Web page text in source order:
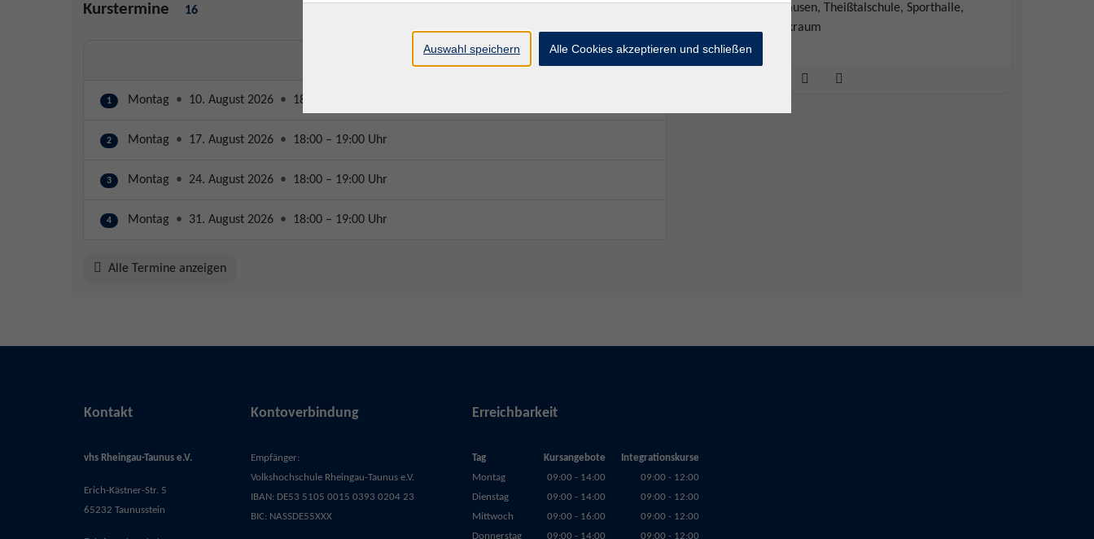
Kurstermine 16
1 Montag • 10. August 2026 • 18:00 – 19:00 Uhr
2 Montag • 17. August 2026 • 18:00 – 19:00 Uhr
3 Montag • 24. August 2026 • 18:00 – 19:00 Uhr
4 Montag • 31. August 2026 • 18:00 – 19:00 Uhr
Alle Termine anzeigen
Niedernhausen, Theißtalschule, Sporthalle,
Gymnastikraum
Kontakt
vhs Rheingau-Taunus e.V.
Erich-Kästner-Str. 5
65232 Taunusstein
Kontoverbindung
Empfänger:
Volkshochschule Rheingau-Taunus e.V.
IBAN: DE53 5105 0015 0393 0204 23
BIC: NASSDE55XXX
Erreichbarkeit
Tag Kursangebote
Integrationskurse
Montag
09:00 - 14:00
09:00 - 12:00
Dienstag
09:00 - 14:00
09:00 - 12:00
Mittwoch
09:00 - 16:00
09:00 - 12:00
Donnerstag
09:00 - 14:00 09:00 - 12:00
Auswahl speichern Alle Cookies akzeptieren und schließen